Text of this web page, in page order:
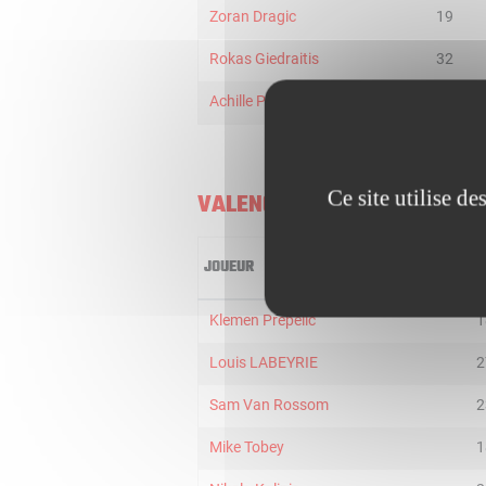
Zoran Dragic 19
Rokas Giedraitis 32
Achille Polonara
VALENCIA BASKET
JOUEUR
Klemen Prepelic
Louis LABEYRIE
Sam Van Rossom
Mike Tobey
Ce site utilise